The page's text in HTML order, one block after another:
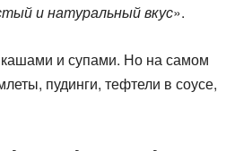
и натуральный вкус».
кашами и супами. Но на самом
пудинги, тефтели в соусе,